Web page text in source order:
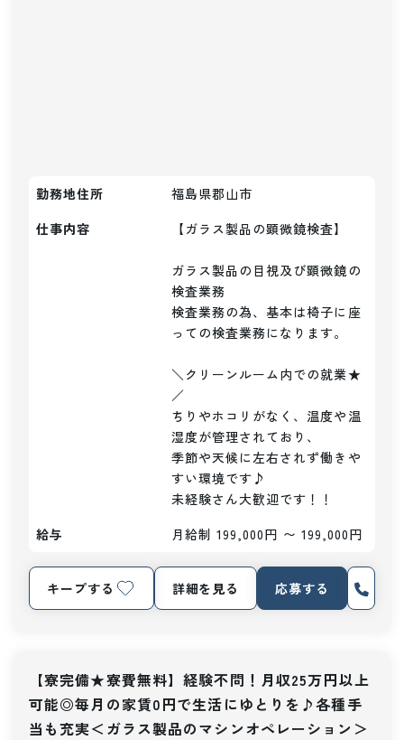
勤務地住所
福島県郡山市
仕事内容
【ガラス製品の顕微鏡検査】
ガラス製品の目視及び顕微鏡の
検査業務
検査業務の為、基本は椅子に座
っての検査業務になります。
＼クリーンルーム内での就業★
／
ちりやホコリがなく、温度や温
湿度が管理されており、
季節や天候に左右されず働きや
すい環境です♪
未経験さん大歓迎です！！
給与
月給制 199,000円 〜 199,000円
キープする 詳細を見る 応募する
【寮完備★寮費無料】経験不問！月収25万円以上
可能◎毎月の家賃0円で生活にゆとりを♪各種手
当も充実＜ガラス製品のマシンオペレーション＞